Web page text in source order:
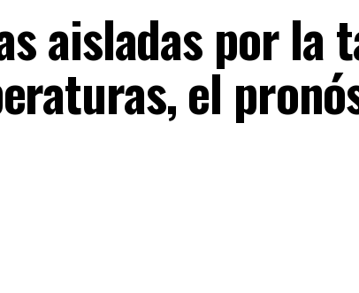
aisladas por la
el